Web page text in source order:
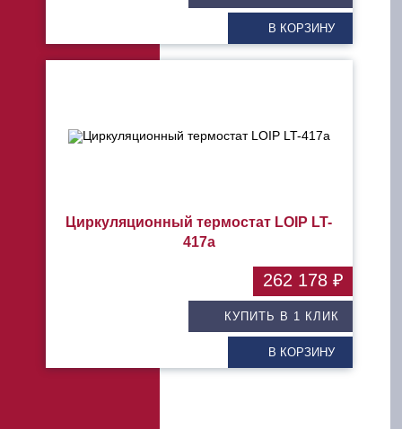
В КОРЗИНУ
Циркуляционный термостат LOIP LT-
417a
КУПИТЬ В 1 КЛИК
В КОРЗИНУ
262 178 ₽